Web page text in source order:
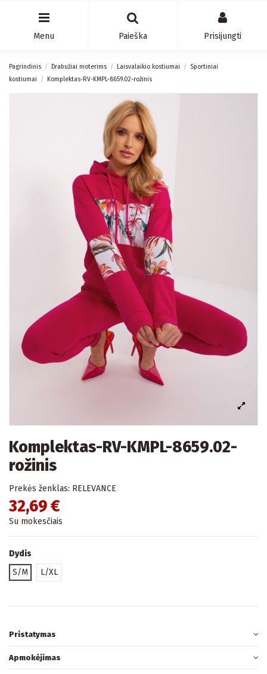
Menu Paieška Prisijungti
Pagrindinis Drabužiai moterims Laisvalaikio kostiumai
Sportiniai
kostiumai
Komplektas-RV-KMPL-8659.02-rožinis
Komplektas-RV-KMPL-8659.02-
rožinis
Prekės ženklas: RELEVANCE
32,69 €
Su mokesčiais
Dydis
S/M
L/XL
Pristatymas
Apmokėjimas